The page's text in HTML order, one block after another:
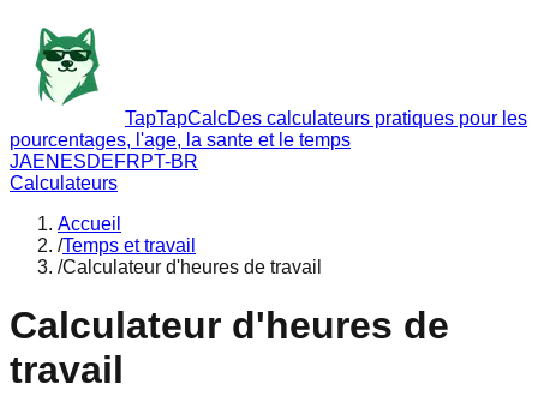
TapTapCalcDes calculateurs pratiques pour les
pourcentages, l'age, la sante et le temps
JAEN ESDEFRPT-BR
Calculateurs
Accueil
/Temps et travail
/Calculateur d'heures de travail
Calculateur d'heures de
travail